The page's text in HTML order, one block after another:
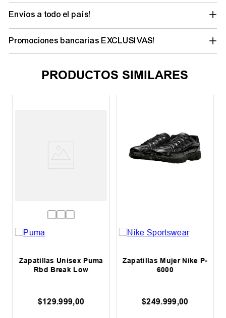
Envíos a todo el país!
Promociones bancarias EXCLUSIVAS!
PRODUCTOS SIMILARES
Zapatillas Unisex Puma
Rbd Break Low
$129.999,00
Zapatillas Mujer Nike P-
6000
$249.999,00